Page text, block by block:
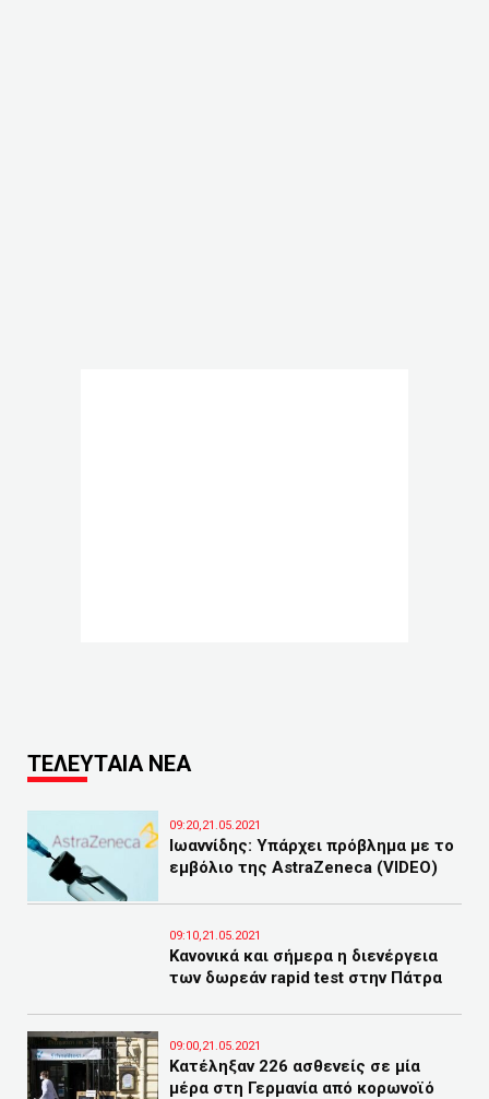
ΤΕΛΕΥΤΑΙΑ ΝΕΑ
09:20,21.05.2021
Ιωαννίδης: Υπάρχει πρόβλημα με το
εμβόλιο της AstraZeneca (VIDEO)
09:10,21.05.2021
Κανονικά και σήμερα η διενέργεια
των δωρεάν rapid test στην Πάτρα
09:00,21.05.2021
Κατέληξαν 226 ασθενείς σε μία
μέρα στη Γερμανία από κορωνοϊό